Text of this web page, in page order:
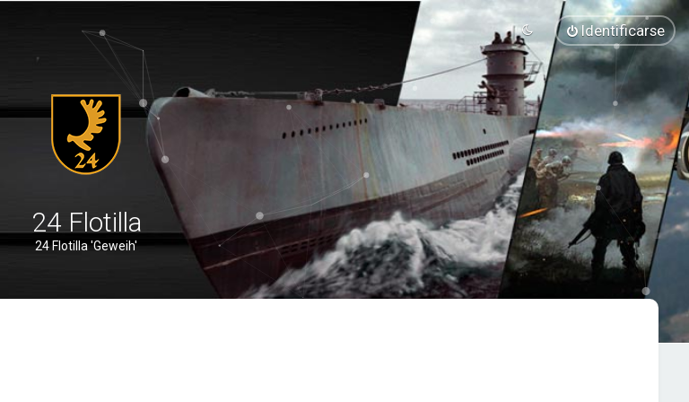
Identificarse
24 Flotilla
24 Flotilla 'Geweih'